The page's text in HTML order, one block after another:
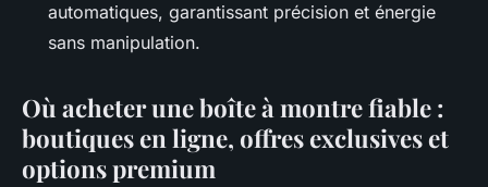
automatiques, garantissant précision et énergie
sans manipulation.
Où acheter une boîte à montre fiable :
boutiques en ligne, offres exclusives et
options premium